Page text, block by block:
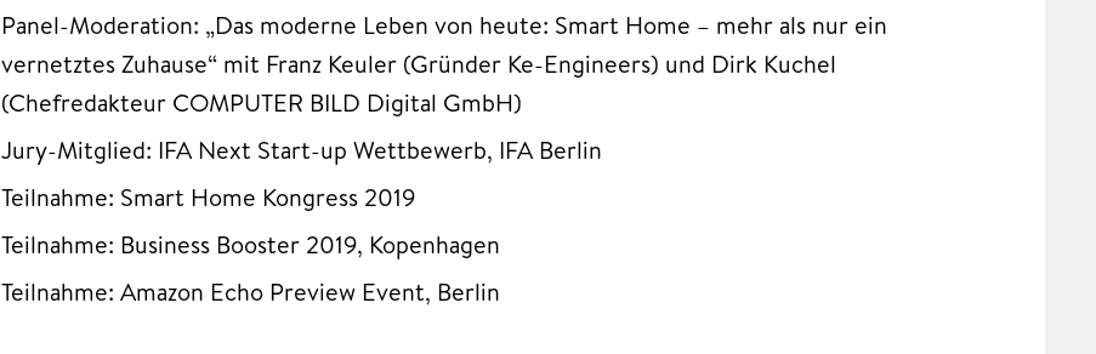
Panel-Moderation: „Das moderne Leben von heute: Smart Home – mehr als nur ein
vernetztes Zuhause“ mit Franz Keuler (Gründer Ke-Engineers) und Dirk Kuchel
(Chefredakteur COMPUTER BILD Digital GmbH)
Jury-Mitglied: IFA Next Start-up Wettbewerb, IFA Berlin
Teilnahme: Smart Home Kongress 2019
Teilnahme: Business Booster 2019, Kopenhagen
Teilnahme: Amazon Echo Preview Event, Berlin